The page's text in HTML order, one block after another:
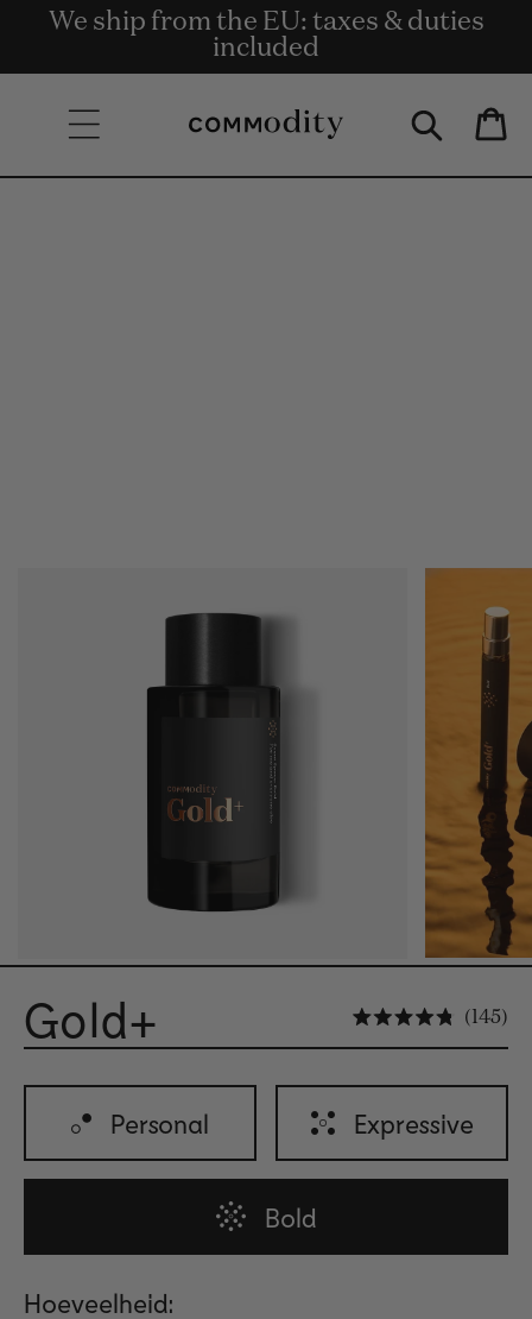
Skip to content
Gratis Bezorging bij bestellingen van €
135 en meer.
We ship from the EU: taxes & duties
included
Get rewards for shopping with
Commodity.Circle
Bag
Gold+ 145
Personal Expressive
Bold
Hoeveelheid: